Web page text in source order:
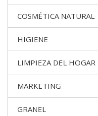
COSMÉTICA NATURAL
HIGIENE
LIMPIEZA DEL HOGAR
MARKETING
GRANEL